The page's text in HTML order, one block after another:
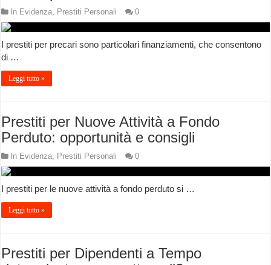
In Evidenza, Prestiti Personali 0
I prestiti per precari sono particolari finanziamenti, che consentono
di …
Leggi tutto »
Prestiti per Nuove Attività a Fondo
Perduto: opportunità e consigli
In Evidenza, Prestiti Personali 0
I prestiti per le nuove attività a fondo perduto si …
Leggi tutto »
Prestiti per Dipendenti a Tempo